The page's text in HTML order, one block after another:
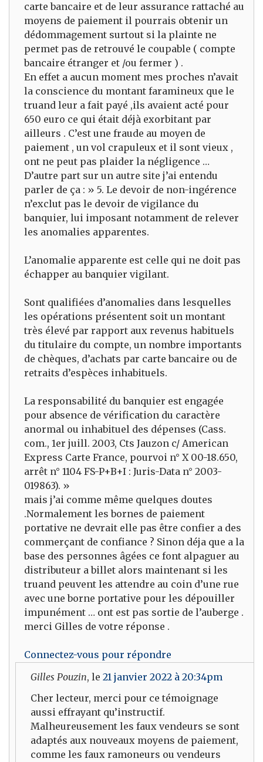
carte bancaire et de leur assurance rattaché au
moyens de paiement il pourrais obtenir un
dédommagement surtout si la plainte ne
permet pas de retrouvé le coupable ( compte
bancaire étranger et /ou fermer ) .
En effet a aucun moment mes proches n’avait
la conscience du montant faramineux que le
truand leur a fait payé ,ils avaient acté pour
650 euro ce qui était déjà exorbitant par
ailleurs . C’est une fraude au moyen de
paiement , un vol crapuleux et il sont vieux ,
ont ne peut pas plaider la négligence …
D’autre part sur un autre site j’ai entendu
parler de ça : » 5. Le devoir de non-ingérence
n’exclut pas le devoir de vigilance du
banquier, lui imposant notamment de relever
les anomalies apparentes.
L’anomalie apparente est celle qui ne doit pas
échapper au banquier vigilant.
Sont qualifiées d’anomalies dans lesquelles
les opérations présentent soit un montant
très élevé par rapport aux revenus habituels
du titulaire du compte, un nombre importants
de chèques, d’achats par carte bancaire ou de
retraits d’espèces inhabituels.
La responsabilité du banquier est engagée
pour absence de vérification du caractère
anormal ou inhabituel des dépenses (Cass.
com., 1er juill. 2003, Cts Jauzon c/ American
Express Carte France, pourvoi n° X 00-18.650,
arrêt n° 1104 FS-P+B+I : Juris-Data n° 2003-
019863). »
mais j’ai comme même quelques doutes
.Normalement les bornes de paiement
portative ne devrait elle pas être confier a des
commerçant de confiance ? Sinon déja que a la
base des personnes âgées ce font alpaguer au
distributeur a billet alors maintenant si les
truand peuvent les attendre au coin d’une rue
avec une borne portative pour les dépouiller
impunément … ont est pas sortie de l’auberge .
merci Gilles de votre réponse .
Connectez-vous pour répondre
Gilles Pouzin, le 21 janvier 2022 à 20:34pm
Cher lecteur, merci pour ce témoignage
aussi effrayant qu’instructif.
Malheureusement les faux vendeurs se sont
adaptés aux nouveaux moyens de paiement,
comme les faux ramoneurs ou vendeurs